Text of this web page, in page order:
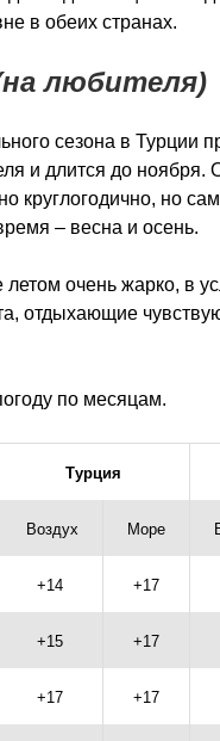
в обеих странах.
любителя)
сезона в Турции
и длится до ноября.
круглогодично, но
– весна и осень.
летом очень жарко, в
отдыхающие
по месяцам.
Турция
Воздух Море
+14 +17
+15 +17
+17 +17